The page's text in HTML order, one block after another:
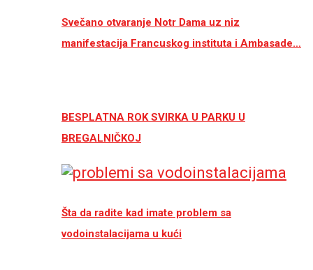
Svečano otvaranje Notr Dama uz niz
manifestacija Francuskog instituta i Ambasade…
BESPLATNA ROK SVIRKA U PARKU U
BREGALNIČKOJ
Šta da radite kad imate problem sa
vodoinstalacijama u kući